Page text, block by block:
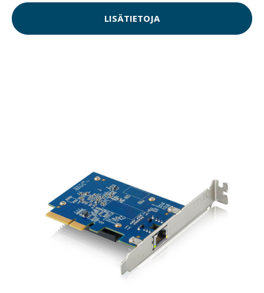
LISÄTIETOJA